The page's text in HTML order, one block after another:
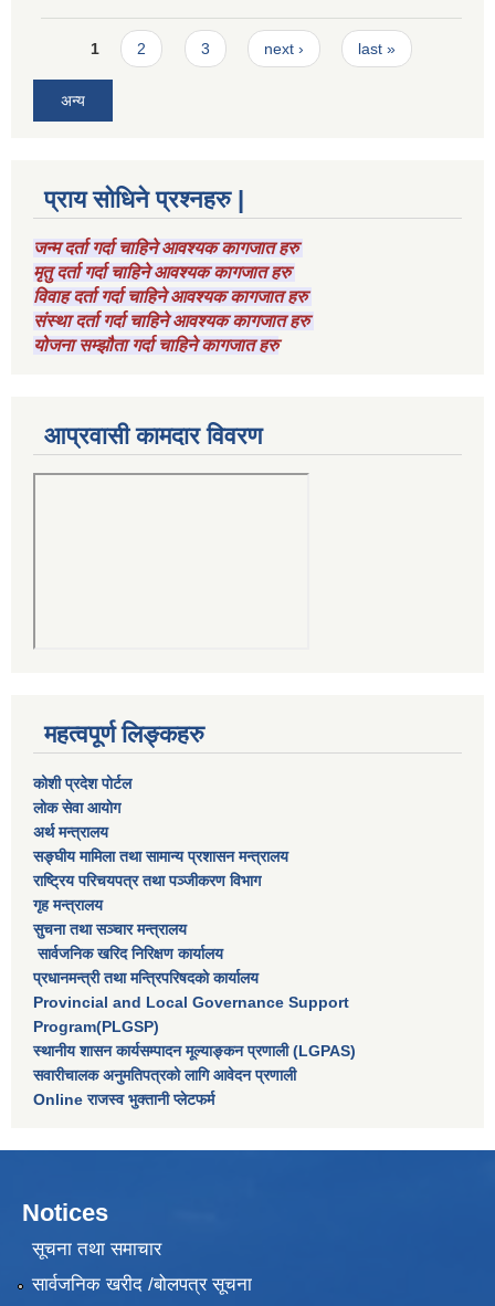
Pages
1 2 3 next › last »
अन्य
प्राय सोधिने प्रश्नहरु |
जन्म दर्ता गर्दा चाहिने आवश्यक कागजात हरु
मृतु दर्ता गर्दा चाहिने आवश्यक कागजात हरु
विवाह दर्ता गर्दा चाहिने आवश्यक कागजात हरु
संस्था दर्ता गर्दा चाहिने आवश्यक कागजात हरु
योजना सम्झौता गर्दा चाहिने कागजात हरु
आप्रवासी कामदार विवरण
महत्वपूर्ण लिङ्कहरु
कोशी प्रदेश पोर्टल
लाेक सेवा आयाेग
अर्थ मन्त्रालय
सङ्घीय मामिला तथा सामान्य प्रशासन मन्त्रालय
राष्‍ट्रिय परिचयपत्र तथा पञ्‍जीकरण विभाग
गृह मन्त्रालय
सुचना तथा सञ्चार मन्त्रालय
सार्वजनिक खरिद निरिक्षण कार्यालय
प्रधानमन्त्री तथा मन्त्रिपरिषदकाे कार्यालय
Provincial and Local Governance Support
Program(PLGSP)
स्थानीय शासन कार्यसम्पादन मूल्याङ्कन प्रणाली (LGPAS)
सवारीचालक अनुमतिपत्रको लागि आवेदन प्रणाली
Online राजस्व भुक्तानी प्लेटफर्म
Notices
सूचना तथा समाचार
सार्वजनिक खरीद /बोलपत्र सूचना